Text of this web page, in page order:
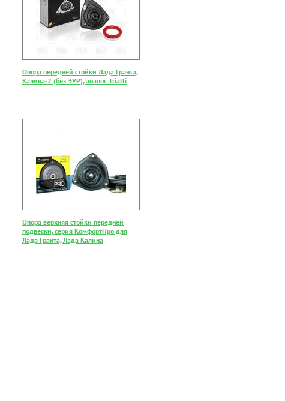
Опора передней стойки Лада Гранта,
Калина-2 (без ЭУР), аналог Trialli
Опора верхняя стойки передней
подвески, серия КомфортПро для
Лада Гранта, Лада Калина